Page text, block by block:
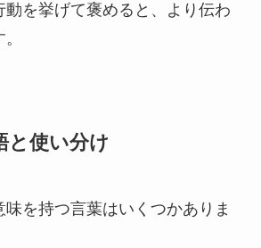
動を挙げて褒めると、より伝わ
と使い分け
味を持つ言葉はいくつかありま